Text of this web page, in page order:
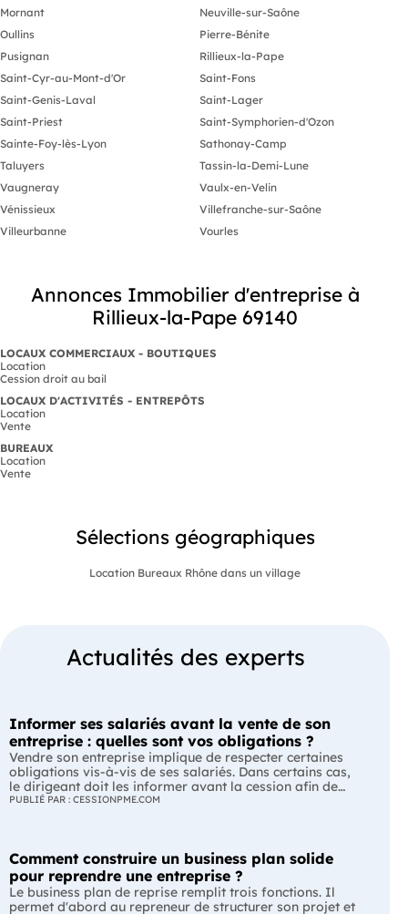
Mornant
Neuville-sur-Saône
Oullins
Pierre-Bénite
Pusignan
Rillieux-la-Pape
Saint-Cyr-au-Mont-d'Or
Saint-Fons
Saint-Genis-Laval
Saint-Lager
Saint-Priest
Saint-Symphorien-d'Ozon
Sainte-Foy-lès-Lyon
Sathonay-Camp
Taluyers
Tassin-la-Demi-Lune
Vaugneray
Vaulx-en-Velin
Vénissieux
Villefranche-sur-Saône
Villeurbanne
Vourles
Annonces Immobilier d'entreprise à
Rillieux-la-Pape 69140
LOCAUX COMMERCIAUX - BOUTIQUES
Location
Cession droit au bail
LOCAUX D'ACTIVITÉS - ENTREPÔTS
Location
Vente
BUREAUX
Location
Vente
Sélections géographiques
Location Bureaux Rhône dans un village
Actualités des experts
Informer ses salariés avant la vente de son
entreprise : quelles sont vos obligations ?
Vendre son entreprise implique de respecter certaines
obligations vis-à-vis de ses salariés. Dans certains cas,
le dirigeant doit les informer avant la cession afin de
leur permettre, s'ils le souhaitent, de présenter une offre
L'essentiel Les entreprises de moins de 250 salariés sont
soumises, dans certains cas, à une obligation
d'information préalable des salariés. Cette obligation
concerne la vente d'un fonds de commerce ou la cession
PUBLIÉ PAR : CESSIONPME.COM
Comment construire un business plan solide
pour reprendre une entreprise ?
Le business plan de reprise remplit trois fonctions. Il
permet d'abord au repreneur de structurer son projet et